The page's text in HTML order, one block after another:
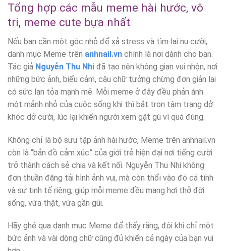
Tổng hợp các mẫu meme hài hước, vô
tri, meme cute bựa nhất
Nếu bạn cần một góc nhỏ để xả stress và tìm lại nụ cười,
danh mục Meme trên anhnail.vn chính là nơi dành cho bạn.
Tác giả Nguyễn Thu Nhi đã tạo nên không gian vui nhộn, nơi
những bức ảnh, biểu cảm, câu chữ tưởng chừng đơn giản lại
có sức lan tỏa mạnh mẽ. Mỗi meme ở đây đều phản ánh
một mảnh nhỏ của cuộc sống khi thì bắt trọn tâm trạng dở
khóc dở cười, lúc lại khiến người xem gật gù vì quá đúng.
Không chỉ là bộ sưu tập ảnh hài hước, Meme trên anhnail.vn
còn là “bản đồ cảm xúc” của giới trẻ hiện đại nơi tiếng cười
trở thành cách sẻ chia và kết nối. Nguyễn Thu Nhi không
đơn thuần đăng tải hình ảnh vui, mà còn thổi vào đó cá tính
và sự tinh tế riêng, giúp mỗi meme đều mang hơi thở đời
sống, vừa thật, vừa gần gũi.
Hãy ghé qua danh mục Meme để thấy rằng, đôi khi chỉ một
bức ảnh và vài dòng chữ cũng đủ khiến cả ngày của bạn vui